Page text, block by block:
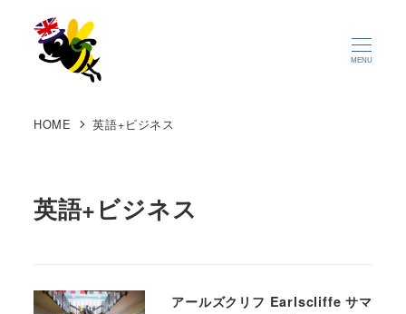
MENU
HOME 英語+ビジネス
英語+ビジネス
アールズクリフ Earlscliffe サマ